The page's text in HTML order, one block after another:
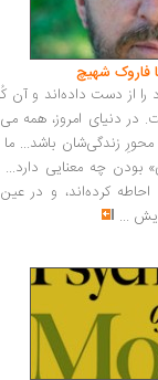
شهیچ‭
داده‌اند و آن کُدِ
امروز، همه
باشد... ما با
معنایی دارد...
و در عین